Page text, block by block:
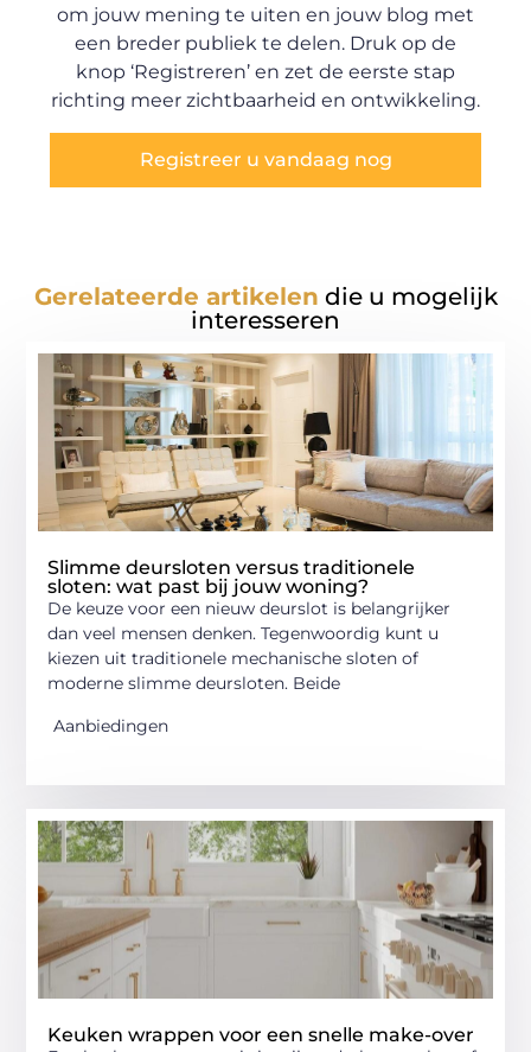
om jouw mening te uiten en jouw blog met
een breder publiek te delen. Druk op de
knop ‘Registreren’ en zet de eerste stap
richting meer zichtbaarheid en ontwikkeling.
Registreer u vandaag nog
Gerelateerde artikelen die u mogelijk
interesseren
Slimme deursloten versus traditionele
sloten: wat past bij jouw woning?
De keuze voor een nieuw deurslot is belangrijker
dan veel mensen denken. Tegenwoordig kunt u
kiezen uit traditionele mechanische sloten of
moderne slimme deursloten. Beide
Aanbiedingen
Keuken wrappen voor een snelle make-over